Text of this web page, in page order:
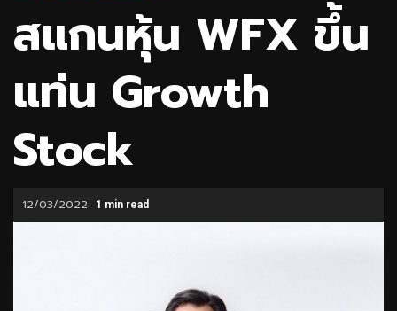
สแกนหุ้น WFX ขึ้น
แท่น Growth
Stock
12/03/2022 1 min read